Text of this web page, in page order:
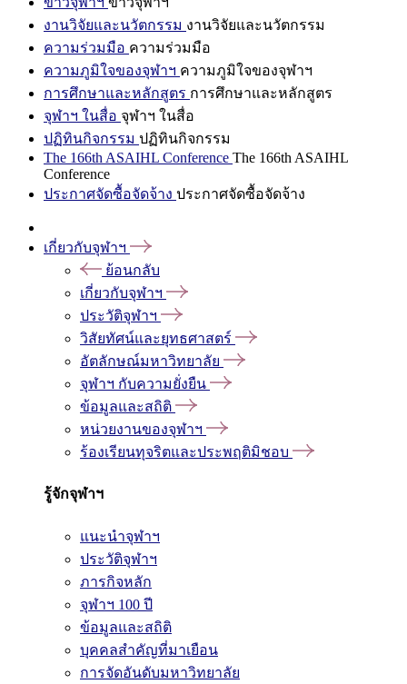
งานวิจัยและนวัตกรรม งานวิจัยและนวัตกรรม
ความร่วมมือ ความร่วมมือ
ความภูมิใจของจุฬาฯ ความภูมิใจของจุฬาฯ
การศึกษาและหลักสูตร การศึกษาและหลักสูตร
จุฬาฯ ในสื่อ จุฬาฯ ในสื่อ
ปฏิทินกิจกรรม ปฏิทินกิจกรรม
The 166th ASAIHL Conference The 166th ASAIHL
Conference
ประกาศจัดซื้อจัดจ้าง ประกาศจัดซื้อจัดจ้าง
เกี่ยวกับจุฬาฯ
ย้อนกลับ
เกี่ยวกับจุฬาฯ
ประวัติจุฬาฯ
วิสัยทัศน์และยุทธศาสตร์
อัตลักษณ์มหาวิทยาลัย
จุฬาฯ กับความยั่งยืน
ข้อมูลและสถิติ
หน่วยงานของจุฬาฯ
ร้องเรียนทุจริตและประพฤติมิชอบ
รู้จักจุฬาฯ
แนะนำจุฬาฯ
ประวัติจุฬาฯ
ภารกิจหลัก
จุฬาฯ 100 ปี
ข้อมูลและสถิติ
บุคคลสำคัญที่มาเยือน
การจัดอันดับมหาวิทยาลัย